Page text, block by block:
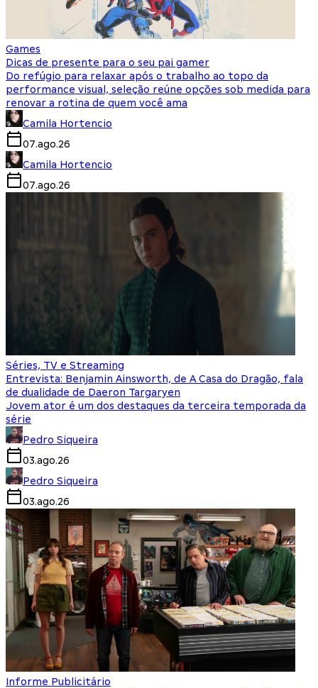
Games
Dicas de presente para o seu pai gamer
Do refúgio para relaxar após o trabalho ao topo da
performance visual, seleção reúne opções sob medida para
renovar a rotina de quem você ama
Camila Hortencio
07.ago.26
Camila Hortencio
07.ago.26
Séries, TV e Streaming
Entrevista: Benjamin Ainsworth, de A Casa do Dragão, fala
de dualidade de Daeron Targaryen
Jovem ator é um dos destaques da terceira temporada da
série
Pedro Siqueira
03.ago.26
Pedro Siqueira
03.ago.26
Informe Publicitário